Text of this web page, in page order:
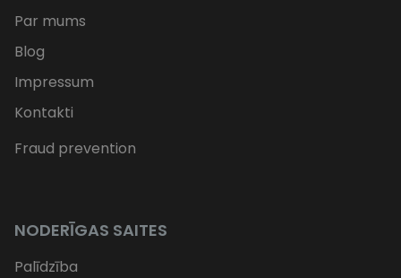
Par mums
Blog
Impressum
Kontakti
Fraud prevention
NODERĪGAS SAITES
Palīdzība